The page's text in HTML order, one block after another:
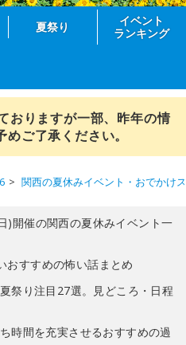
夏祭り
イベント
ランキング
おりますが一部、昨年の情
ご了承ください。
関西の夏休みイベント・おでかけ
)開催の関西の夏休みイベント一
おすすめの怖い話まとめ
祭り注目27選。見どころ・日程
時間を充実させるおすすめの過